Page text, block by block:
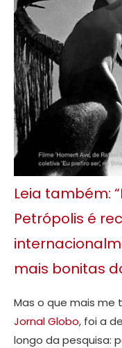
Leia também:
Petrópolis é
mais bonitas
Mas o que mais me
Jornal Globo, foi a
longo da pesquisa: